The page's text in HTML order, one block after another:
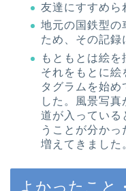
友達にすすめら
地元の国鉄型の
ため、その記録
もともとは絵
それをもとに絵
タグラムを始め
した。風景写
道が入っている
うことが分か
増えてきました
よかったこと